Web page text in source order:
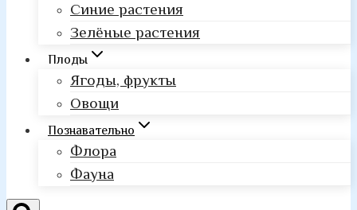
Синие растения
Зелёные растения
Плоды
Ягоды, фрукты
Овощи
Познавательно
Флора
Фауна